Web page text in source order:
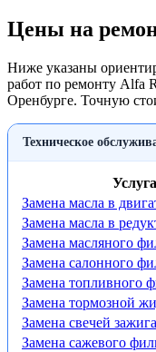
Цены на
Ниже указаны
работ по ремонту Alfa
Оренбурге. Точную
Техническое
Услуга
Замена масла в
Замена масла в
Замена масляного
Замена салонного
Замена топливного
Замена тормозной
Замена свечей
Замена сажевого